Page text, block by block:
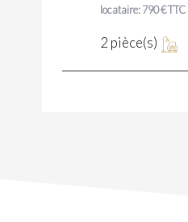
locataire: 790 € TTC
2 pièce(s)